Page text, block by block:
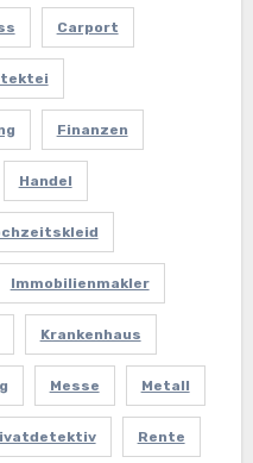
Carport
Finanzen
Handel
Immobilienmakler
Krankenhaus
Messe Metall
Rente